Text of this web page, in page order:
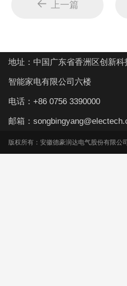
上一篇
地址：中国广东省香洲区创新
智能家电有限公司六楼
电话：+86 0756 3390000
邮箱：
版权所有：安徽德豪润达电气股份有限公